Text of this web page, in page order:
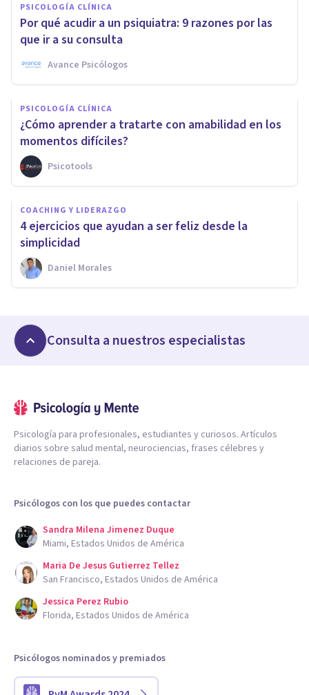
PSICOLOGÍA CLÍNICA
Por qué acudir a un psiquiatra: 9 razones por las
que ir a su consulta
Avance Psicólogos
PSICOLOGÍA CLÍNICA
¿Cómo aprender a tratarte con amabilidad en los
momentos difíciles?
Psicotools
COACHING Y LIDERAZGO
4 ejercicios que ayudan a ser feliz desde la
simplicidad
Daniel Morales
Consulta a nuestros especialistas
Psicología para profesionales, estudiantes y curiosos. Artículos
diarios sobre salud mental, neurociencias, frases célebres y
relaciones de pareja.
Psicólogos con los que puedes contactar
Sandra Milena Jimenez Duque
Miami, Estados Unidos de América
Maria De Jesus Gutierrez Tellez
San Francisco, Estados Unidos de América
Jessica Perez Rubio
Florida, Estados Unidos de América
Psicólogos nominados y premiados